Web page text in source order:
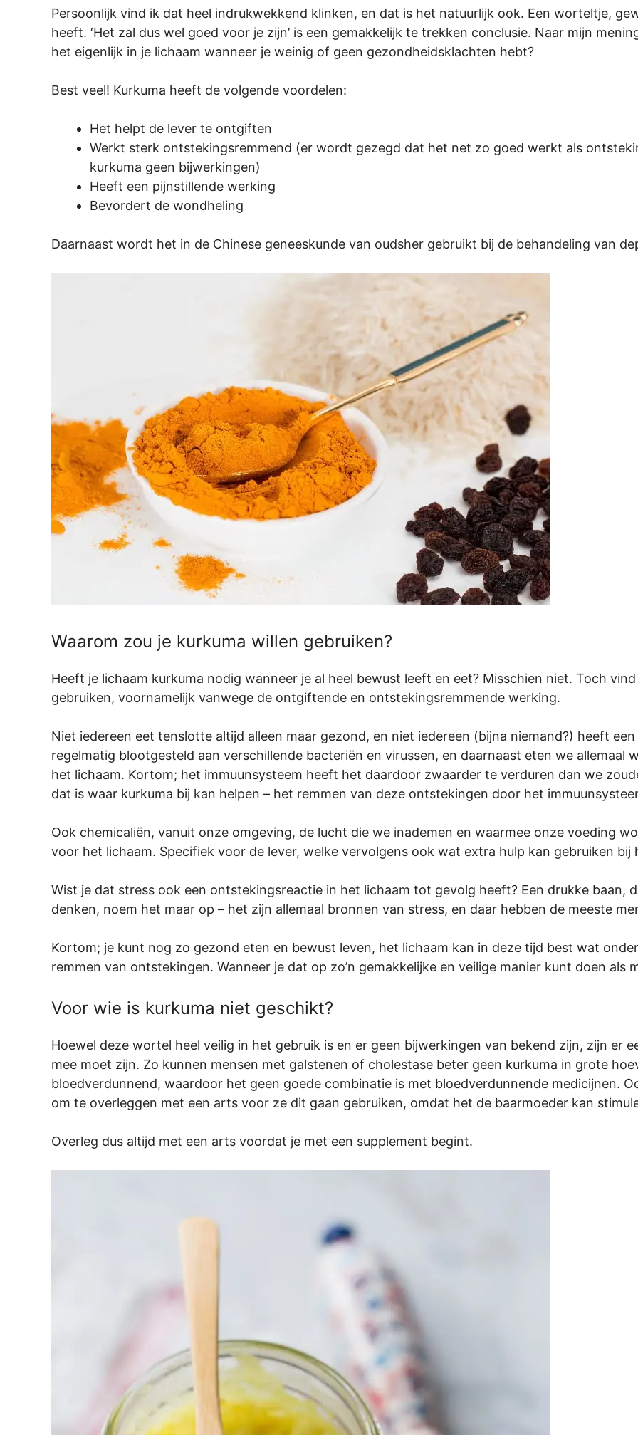
Persoonlijk vind ik dat heel indrukwekkend klinken, en dat is het natuurlijk ook. Een worteltje,
heeft. ‘Het zal dus wel goed voor je zijn’ is een gemakkelijk te trekken conclusie. Naar mijn
het eigenlijk in je lichaam wanneer je weinig of geen gezondheidsklachten hebt?
Best veel! Kurkuma heeft de volgende voordelen:
Het helpt de lever te ontgiften
Werkt sterk ontstekingsremmend (er wordt gezegd dat het net zo goed werkt als
kurkuma geen bijwerkingen)
Heeft een pijnstillende werking
Bevordert de wondheling
Daarnaast wordt het in de Chinese geneeskunde van oudsher gebruikt bij de behandeling van
Waarom zou je kurkuma willen gebruiken?
Heeft je lichaam kurkuma nodig wanneer je al heel bewust leeft en eet? Misschien niet. Toch
gebruiken, voornamelijk vanwege de ontgiftende en ontstekingsremmende werking.
Niet iedereen eet tenslotte altijd alleen maar gezond, en niet iedereen (bijna niemand?) heeft
regelmatig blootgesteld aan verschillende bacteriën en virussen, en daarnaast eten we allemaal
het lichaam. Kortom; het immuunsysteem heeft het daardoor zwaarder te verduren dan we
dat is waar kurkuma bij kan helpen – het remmen van deze ontstekingen door het
Ook chemicaliën, vanuit onze omgeving, de lucht die we inademen en waarmee onze voeding
voor het lichaam. Specifiek voor de lever, welke vervolgens ook wat extra hulp kan gebruiken
Wist je dat stress ook een ontstekingsreactie in het lichaam tot gevolg heeft? Een drukke baan,
denken, noem het maar op – het zijn allemaal bronnen van stress, en daar hebben de meeste
Kortom; je kunt nog zo gezond eten en bewust leven, het lichaam kan in deze tijd best wat
remmen van ontstekingen. Wanneer je dat op zo’n gemakkelijke en veilige manier kunt doen als
Voor wie is kurkuma niet geschikt?
Hoewel deze wortel heel veilig in het gebruik is en er geen bijwerkingen van bekend zijn, zijn er
mee moet zijn. Zo kunnen mensen met galstenen of cholestase beter geen kurkuma in grote
bloedverdunnend, waardoor het geen goede combinatie is met bloedverdunnende medicijnen.
om te overleggen met een arts voor ze dit gaan gebruiken, omdat het de baarmoeder kan
Overleg dus altijd met een arts voordat je met een supplement begint.